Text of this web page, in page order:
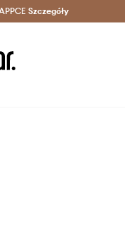
nawet w 24h >
Szczegóły